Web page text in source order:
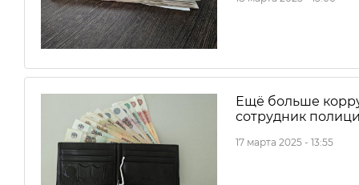
Ещё больше
сотрудник
17 марта 2025 - 13:55